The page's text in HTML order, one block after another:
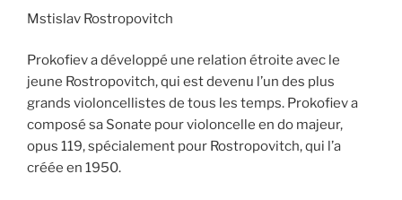
Mstislav Rostropovitch
Prokofiev a développé une relation étroite avec le
jeune Rostropovitch, qui est devenu l’un des plus
grands violoncellistes de tous les temps. Prokofiev a
composé sa Sonate pour violoncelle en do majeur,
opus 119, spécialement pour Rostropovitch, qui l’a
créée en 1950.